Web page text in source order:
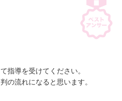
指導を受けてください。
の流れになると思います。